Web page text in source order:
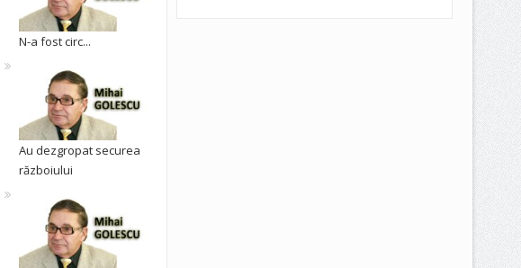
N-a fost circ...
Au dezgropat securea
războiului